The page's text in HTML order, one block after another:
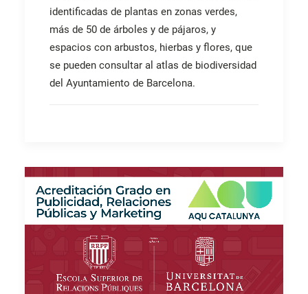
identificadas de plantas en zonas verdes,
más de 50 de árboles y de pájaros, y
espacios con arbustos, hierbas y flores, que
se pueden consultar al atlas de biodiversidad
del Ayuntamiento de Barcelona.